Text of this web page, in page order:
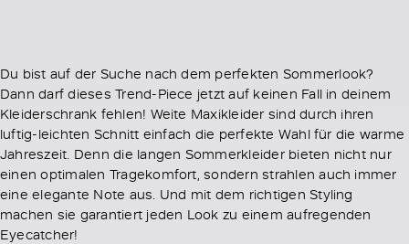
Du bist auf der Suche nach dem perfekten Sommerlook?
Dann darf dieses Trend-Piece jetzt auf keinen Fall in deinem
Kleiderschrank fehlen! Weite Maxikleider sind durch ihren
luftig-leichten Schnitt einfach die perfekte Wahl für die warme
Jahreszeit. Denn die langen Sommerkleider bieten nicht nur
einen optimalen Tragekomfort, sondern strahlen auch immer
eine elegante Note aus. Und mit dem richtigen Styling
machen sie garantiert jeden Look zu einem aufregenden
Eyecatcher!